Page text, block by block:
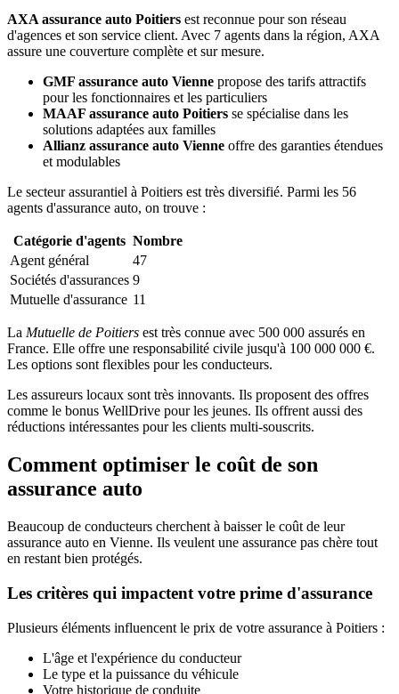
AXA assurance auto Poitiers est reconnue pour son réseau
d'agences et son service client. Avec 7 agents dans la région, AXA
assure une couverture complète et sur mesure.
GMF assurance auto Vienne propose des tarifs attractifs
pour les fonctionnaires et les particuliers
MAAF assurance auto Poitiers se spécialise dans les
solutions adaptées aux familles
Allianz assurance auto Vienne offre des garanties étendues
et modulables
Le secteur assurantiel à Poitiers est très diversifié. Parmi les 56
agents d'assurance auto, on trouve :
Catégorie d'agents Nombre
Agent général
47
Sociétés d'assurances 9
Mutuelle d'assurance 11
La Mutuelle de Poitiers est très connue avec 500 000 assurés en
France. Elle offre une responsabilité civile jusqu'à 100 000 000 €.
Les options sont flexibles pour les conducteurs.
Les assureurs locaux sont très innovants. Ils proposent des offres
comme le bonus WellDrive pour les jeunes. Ils offrent aussi des
réductions intéressantes pour les clients multi-souscrits.
Comment optimiser le coût de son
assurance auto
Beaucoup de conducteurs cherchent à baisser le coût de leur
assurance auto en Vienne. Ils veulent une assurance pas chère tout
en restant bien protégés.
Les critères qui impactent votre prime d'assurance
Plusieurs éléments influencent le prix de votre assurance à Poitiers :
L'âge et l'expérience du conducteur
Le type et la puissance du véhicule
Votre historique de conduite